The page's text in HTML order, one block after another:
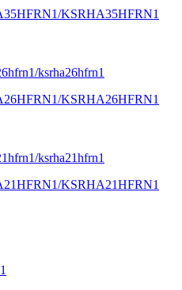
KSRHA35HFRN1
KSRHA26HFRN1
KSRHA21HFRN1